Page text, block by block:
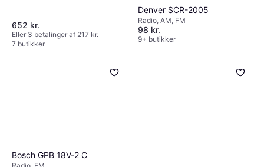
652 kr.
Eller 3 betalinger af 217 kr.
7 butikker
Denver SCR-2005
Radio, AM, FM
98 kr.
9+ butikker
Bosch GPB 18V-2 C